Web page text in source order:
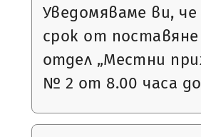
Уведомяваме ви,
срок от
отдел „Местни
№ 2 от 8.00 часа